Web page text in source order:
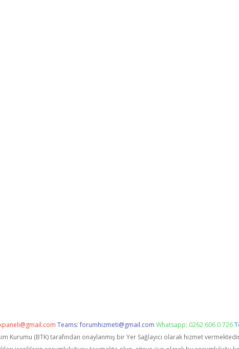
Teams:forumhizmeti@gmail.com Whatsapp: 0262 606 0 726
Kurumu (BTK) tarafından onaylanmış bir Yer Sağlayıcı olarak hizmet